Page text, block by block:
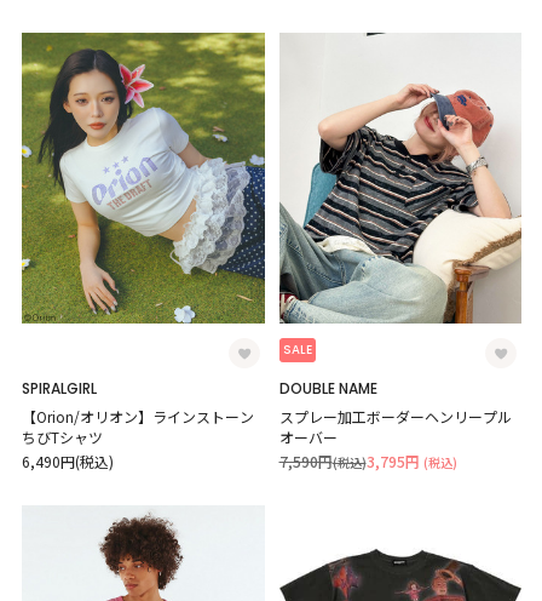
SPIRALGIRL
【Orion/オリオン】ラインストーン
ちびTシャツ
6,490円(税込)
SALE
DOUBLE NAME
スプレー加工ボーダーヘンリープル
オーバー
3,795円 (税込)
7,590円(税込)